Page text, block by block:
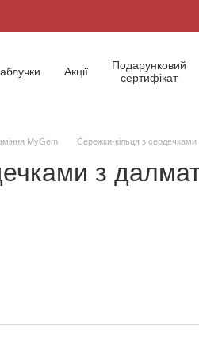
Акції
Подарунковий
сертифікат
MyGem Сережки-кільця з
з